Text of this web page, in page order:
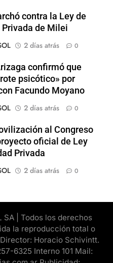
contra la Ley de
Privada de Milei
2 días atrás 0
confirmó que
psicótico» por
Facundo Moyano
2 días atrás 0
al Congreso
oficial de Ley
Privada
2 días atrás 0
| Todos los derechos
la reproducción total o
Horacio Schivintt.
6325 Interno 101 Mail: